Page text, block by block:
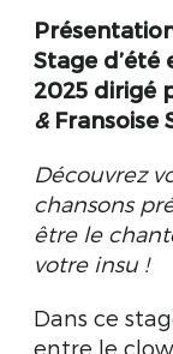
Stage d’été
2025 dirigé
& Fransoise
Découvrez
chansons
être le
votre insu !
Dans ce
entre le